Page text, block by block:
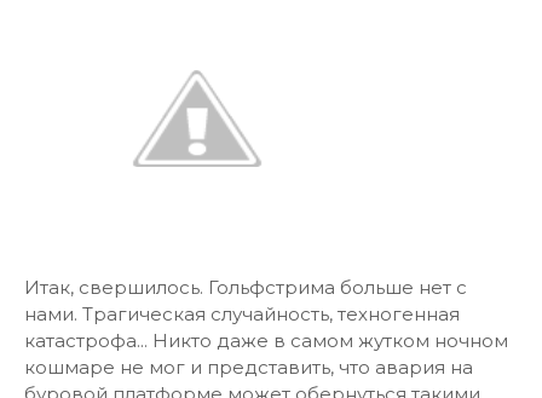
Итак, свершилось. Гольфстрима больше нет с
нами. Трагическая случайность, техногенная
катастрофа... Никто даже в самом жутком ночном
кошмаре не мог и представить, что авария на